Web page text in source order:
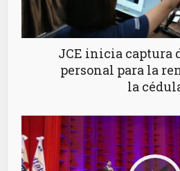
JCE inicia captura
personal para la
la